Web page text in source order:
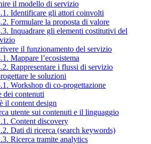
il modello di servizio
Identificare gli attori coinvolti
Formulare la proposta di valore
Inquadrare gli elementi costitutivi del
il funzionamento del servizio
Mappare l’ecosistema
Rappresentare i flussi di servizio
le soluzioni
Workshop di co-progettazione
dei contenuti
il content design
utente sui contenuti e il linguaggio
Content discovery
Dati di ricerca (search keywords)
Ricerca tramite analytics